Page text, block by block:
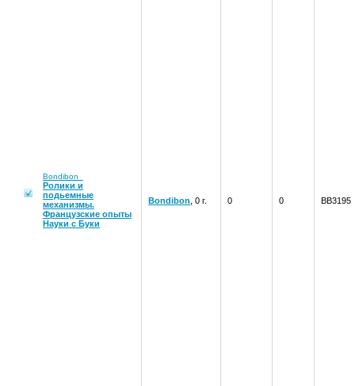
Bondibon
Ролики и
подьемные
механизмы.
Французские опыты
Науки с Буки
Bondibon , 0 г. 0 0 ВВ3195